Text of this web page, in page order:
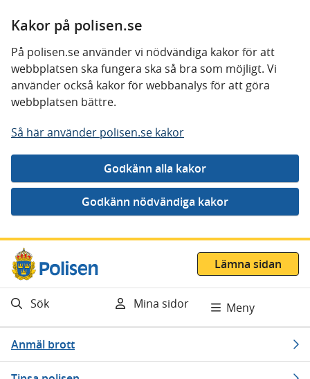
Kakor på polisen.se
På polisen.se använder vi nödvändiga kakor för att
webbplatsen ska fungera ska så bra som möjligt. Vi
använder också kakor för webbanalys för att göra
webbplatsen bättre.
Så här använder polisen.se kakor
Gå direkt till innehåll
Lämna sidan
Sök Mina sidor Meny
Anmäl brott